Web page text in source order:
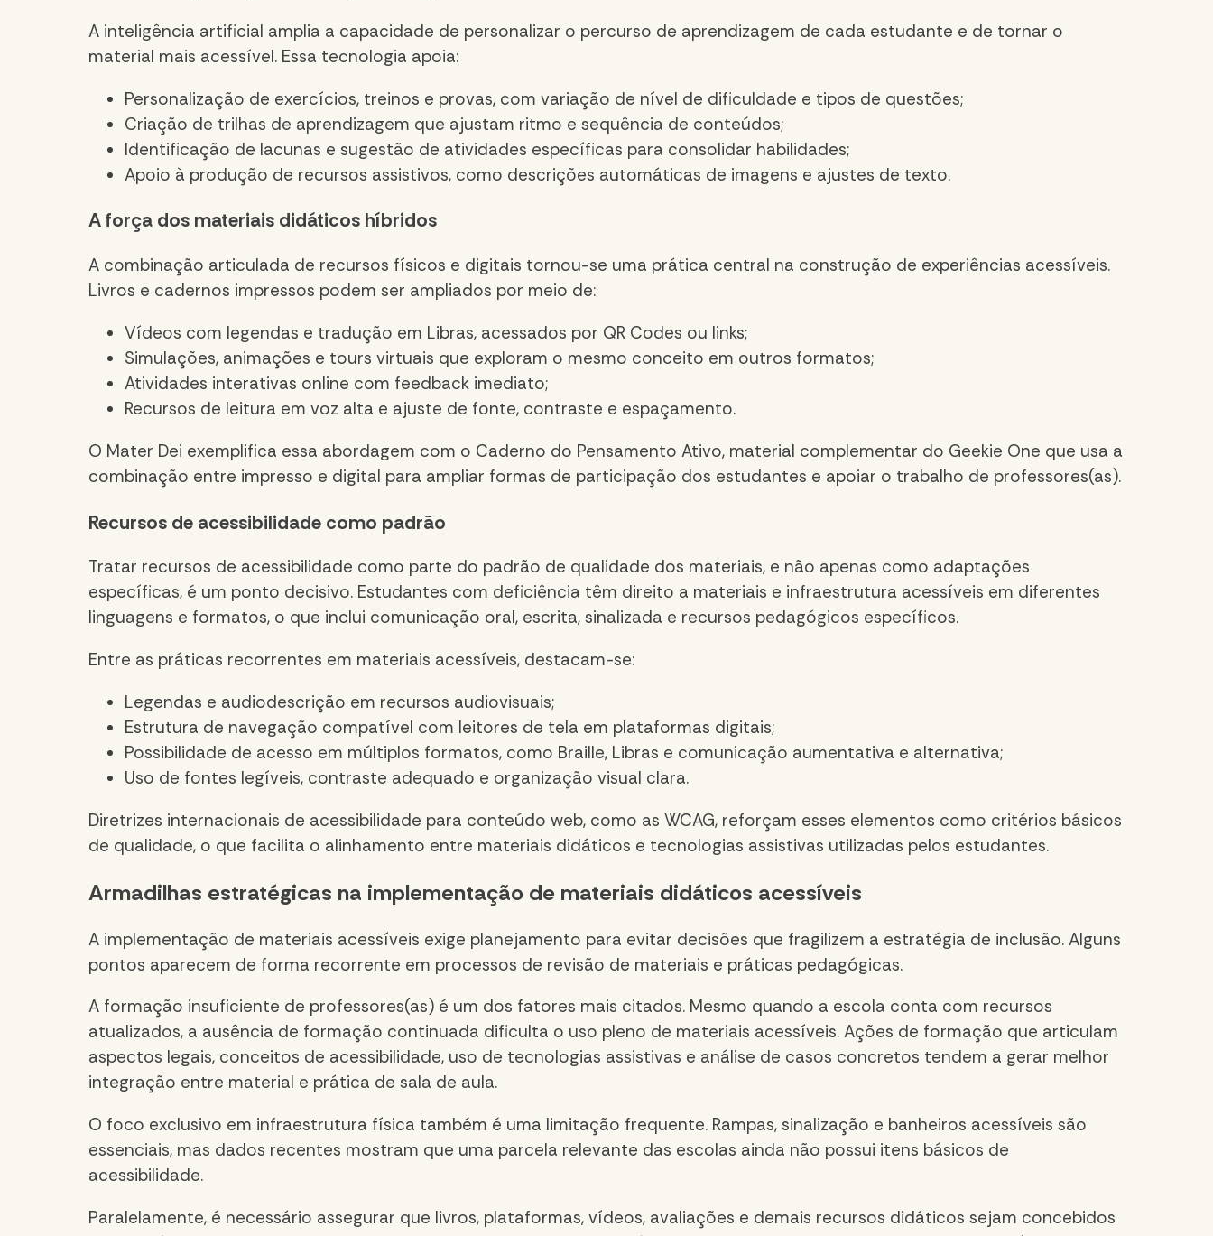
A inteligência artificial amplia a capacidade de personalizar o percurso de aprendizagem de cada estudante e de tornar o
material mais acessível. Essa tecnologia apoia:
Personalização de exercícios, treinos e provas, com variação de nível de dificuldade e tipos de questões;
Criação de trilhas de aprendizagem que ajustam ritmo e sequência de conteúdos;
Identificação de lacunas e sugestão de atividades específicas para consolidar habilidades;
Apoio à produção de recursos assistivos, como descrições automáticas de imagens e ajustes de texto.
A força dos materiais didáticos híbridos
A combinação articulada de recursos físicos e digitais tornou-se uma prática central na construção de experiências acessíveis.
Livros e cadernos impressos podem ser ampliados por meio de:
Vídeos com legendas e tradução em Libras, acessados por QR Codes ou links;
Simulações, animações e tours virtuais que exploram o mesmo conceito em outros formatos;
Atividades interativas online com feedback imediato;
Recursos de leitura em voz alta e ajuste de fonte, contraste e espaçamento.
O Mater Dei exemplifica essa abordagem com o Caderno do Pensamento Ativo, material complementar do Geekie One que usa a
combinação entre impresso e digital para ampliar formas de participação dos estudantes e apoiar o trabalho de professores(as).
Recursos de acessibilidade como padrão
Tratar recursos de acessibilidade como parte do padrão de qualidade dos materiais, e não apenas como adaptações
específicas, é um ponto decisivo. Estudantes com deficiência têm direito a materiais e infraestrutura acessíveis em diferentes
linguagens e formatos, o que inclui comunicação oral, escrita, sinalizada e recursos pedagógicos específicos.
Entre as práticas recorrentes em materiais acessíveis, destacam-se:
Legendas e audiodescrição em recursos audiovisuais;
Estrutura de navegação compatível com leitores de tela em plataformas digitais;
Possibilidade de acesso em múltiplos formatos, como Braille, Libras e comunicação aumentativa e alternativa;
Uso de fontes legíveis, contraste adequado e organização visual clara.
Diretrizes internacionais de acessibilidade para conteúdo web, como as WCAG, reforçam esses elementos como critérios básicos
de qualidade, o que facilita o alinhamento entre materiais didáticos e tecnologias assistivas utilizadas pelos estudantes.
Armadilhas estratégicas na implementação de materiais didáticos acessíveis
A implementação de materiais acessíveis exige planejamento para evitar decisões que fragilizem a estratégia de inclusão. Alguns
pontos aparecem de forma recorrente em processos de revisão de materiais e práticas pedagógicas.
A formação insuficiente de professores(as) é um dos fatores mais citados. Mesmo quando a escola conta com recursos
atualizados, a ausência de formação continuada dificulta o uso pleno de materiais acessíveis. Ações de formação que articulam
aspectos legais, conceitos de acessibilidade, uso de tecnologias assistivas e análise de casos concretos tendem a gerar melhor
integração entre material e prática de sala de aula.
O foco exclusivo em infraestrutura física também é uma limitação frequente. Rampas, sinalização e banheiros acessíveis são
essenciais, mas dados recentes mostram que uma parcela relevante das escolas ainda não possui itens básicos de
acessibilidade.
Paralelamente, é necessário assegurar que livros, plataformas, vídeos, avaliações e demais recursos didáticos sejam concebidos